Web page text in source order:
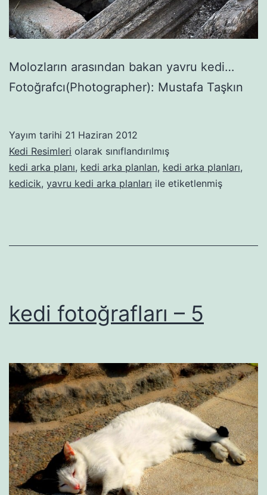
Molozların arasından bakan yavru kedi…
Fotoğrafcı(Photographer): Mustafa Taşkın
Yayım tarihi 21 Haziran 2012
Kedi Resimleri olarak sınıflandırılmış
kedi arka planı, kedi arka planlan, kedi arka planları,
kedicik, yavru kedi arka planları ile etiketlenmiş
kedi fotoğrafları – 5